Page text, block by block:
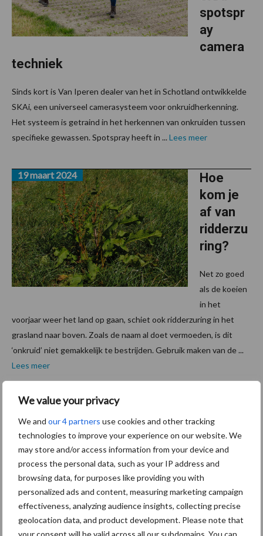
We value your privacy
We and our 4 partners use cookies and other tracking
technologies to improve your experience on our website. We
may store and/or access information from your device and
process the personal data, such as your IP address and
browsing data, for purposes like providing you with
personalized ads and content, measuring marketing campaign
effectiveness, analyzing audience insights, collecting precise
geolocation data, and product development. Please note that
your consent will be valid across all our subdomains. You can
spotspr
ay
camera
techniek
Sinds kort is Van Iperen dealer van het in Schotland ontwikkelde
SKAi, een universeel camerasysteem voor onkruidherkenning.
Het systeem is getraind in het herkennen van onkruiden tussen
specifieke gewassen. Spotspray heeft in ... Lees meer
Hoe
kom je
af van
ridderzu
ring?
19 maart 2024
Net zo goed
als de koeien
in het
voorjaar weer het land op gaan, schiet ook ridderzuring in het
grasland naar boven. Zoals de naam al doet vermoeden, is dit
‘onkruid’ niet gemakkelijk te bestrijden. Gebruik maken van de ...
Lees meer
willen
we geen
ridderzu
ring in
kuil?
16 januari 2024
Ridderzuring